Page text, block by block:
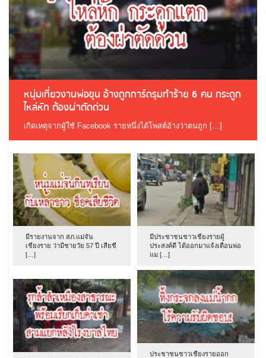
หนุ่มเที่ยวงานพ่อขุน อ้างถูกการ์ดรุมทำร้าย 6 คน กระดูก
ไหล่หัก ต้องผ่าตัดด่วน
เกิดเหตุจากผู้ใช้ Facebook รายหนึ่งได้โพสต์อ้างว่าตนถูก […]
มีรายงานจาก สภ.แม่จัน
เชียงราย ว่ามีชายวัย 57 ปี เสียชี
[…]
มีประชาชนชาวเชียงรายผู้
ประสงค์ดี ได้ออกมาแจ้งเตือนพ่อ
แม […]
ประชาชนชาวเชียงรายออก